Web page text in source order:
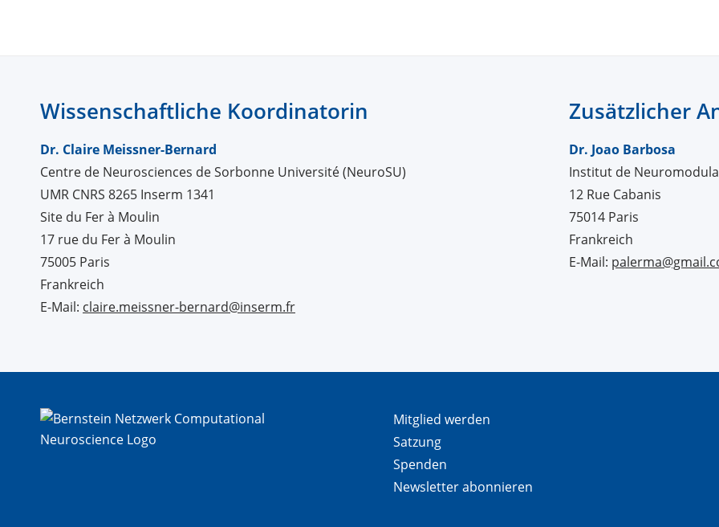
Wissenschaftliche Koordinatorin
Dr. Claire Meissner-Bernard
Centre de Neurosciences de Sorbonne Université (NeuroSU)
UMR CNRS 8265 Inserm 1341
Site du Fer à Moulin
17 rue du Fer à Moulin
75005 Paris
Frankreich
E-Mail: claire.meissner-bernard@inserm.fr
Zusätzlicher
Dr. Joao Barbosa
Institut de
12 Rue Cabanis
75014 Paris
Frankreich
E-Mail:
Mitglied werden
Satzung
Spenden
Newsletter abonnieren